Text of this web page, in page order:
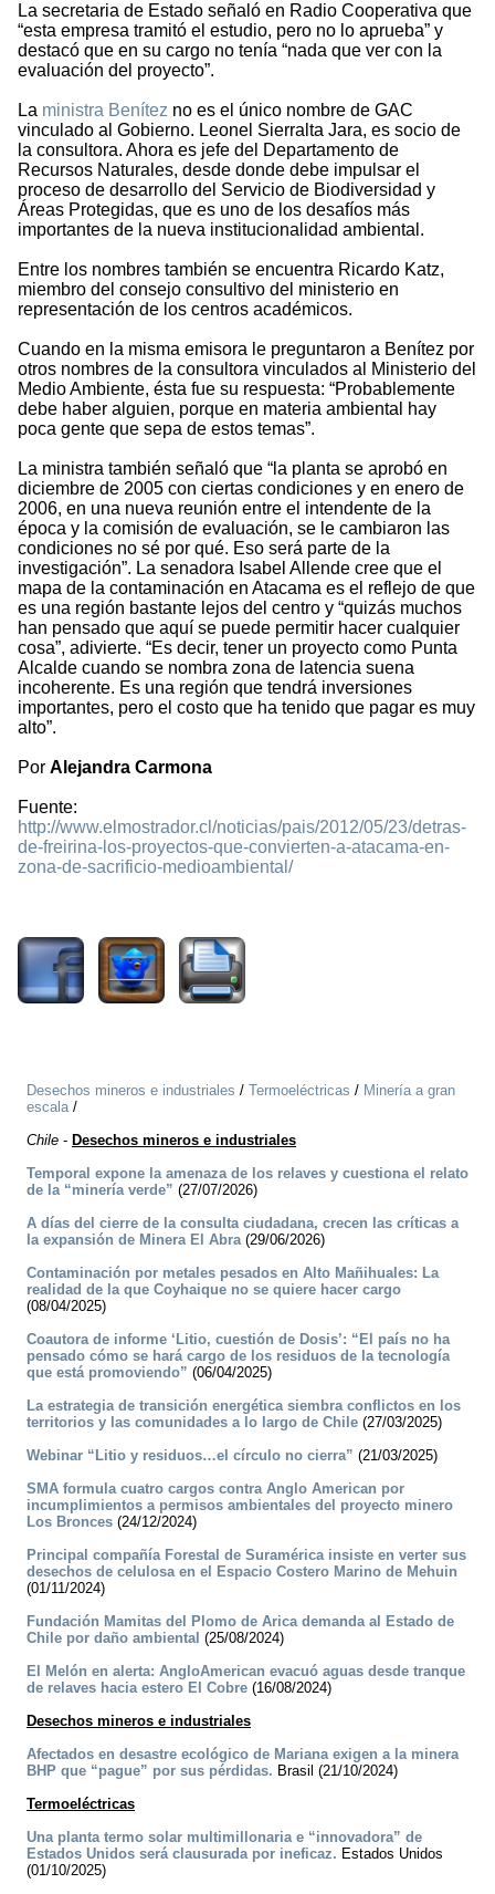
La secretaria de Estado señaló en Radio Cooperativa que
“esta empresa tramitó el estudio, pero no lo aprueba” y
destacó que en su cargo no tenía “nada que ver con la
evaluación del proyecto”.
La ministra Benítez no es el único nombre de GAC
vinculado al Gobierno. Leonel Sierralta Jara, es socio de
la consultora. Ahora es jefe del Departamento de
Recursos Naturales, desde donde debe impulsar el
proceso de desarrollo del Servicio de Biodiversidad y
Áreas Protegidas, que es uno de los desafíos más
importantes de la nueva institucionalidad ambiental.
Entre los nombres también se encuentra Ricardo Katz,
miembro del consejo consultivo del ministerio en
representación de los centros académicos.
Cuando en la misma emisora le preguntaron a Benítez por
otros nombres de la consultora vinculados al Ministerio del
Medio Ambiente, ésta fue su respuesta: “Probablemente
debe haber alguien, porque en materia ambiental hay
poca gente que sepa de estos temas”.
La ministra también señaló que “la planta se aprobó en
diciembre de 2005 con ciertas condiciones y en enero de
2006, en una nueva reunión entre el intendente de la
época y la comisión de evaluación, se le cambiaron las
condiciones no sé por qué. Eso será parte de la
investigación”. La senadora Isabel Allende cree que el
mapa de la contaminación en Atacama es el reflejo de que
es una región bastante lejos del centro y “quizás muchos
han pensado que aquí se puede permitir hacer cualquier
cosa”, adivierte. “Es decir, tener un proyecto como Punta
Alcalde cuando se nombra zona de latencia suena
incoherente. Es una región que tendrá inversiones
importantes, pero el costo que ha tenido que pagar es muy
alto”.
Por Alejandra Carmona
Fuente:
http://www.elmostrador.cl/noticias/pais/2012/05/23/detras-
de-freirina-los-proyectos-que-convierten-a-atacama-en-
zona-de-sacrificio-medioambiental/
Desechos mineros e industriales / Termoeléctricas / Minería a gran
escala/
Chile - Desechos mineros e industriales
Temporal expone la amenaza de los relaves y cuestiona el relato
de la “minería verde” (27/07/2026)
A días del cierre de la consulta ciudadana, crecen las críticas a
la expansión de Minera El Abra(29/06/2026)
Contaminación por metales pesados en Alto Mañihuales: La
realidad de la que Coyhaique no se quiere hacer cargo
(08/04/2025)
Coautora de informe ‘Litio, cuestión de Dosis’: “El país no ha
pensado cómo se hará cargo de los residuos de la tecnología
que está promoviendo” (06/04/2025)
La estrategia de transición energética siembra conflictos en los
territorios y las comunidades a lo largo de Chile (27/03/2025)
Webinar “Litio y residuos…el círculo no cierra” (21/03/2025)
SMA formula cuatro cargos contra Anglo American por
incumplimientos a permisos ambientales del proyecto minero
Los Bronces (24/12/2024)
Principal compañía Forestal de Suramérica insiste en verter sus
desechos de celulosa en el Espacio Costero Marino de Mehuin
(01/11/2024)
Fundación Mamitas del Plomo de Arica demanda al Estado de
Chile por daño ambiental (25/08/2024)
El Melón en alerta: AngloAmerican evacuó aguas desde tranque
de relaves hacia estero El Cobre (16/08/2024)
Desechos mineros e industriales
Afectados en desastre ecológico de Mariana exigen a la minera
BHP que “pague” por sus pérdidas. Brasil (21/10/2024)
Termoeléctricas
Una planta termo solar multimillonaria e “innovadora” de
Estados Unidos será clausurada por ineficaz. Estados Unidos
(01/10/2025)